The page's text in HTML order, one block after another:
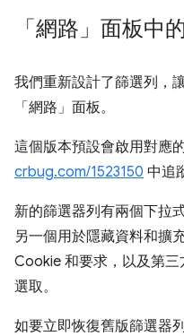
「網路」面板中
我們重新設計了篩選列，
「網路」 面板。
這個版本預設會啟用對應
crbug.com/1523150 中追
新的篩選器列有兩個下拉
另一個用於隱藏資料和擴
Cookie 和要求，以及第
選取。
如要立即恢復舊版篩選器